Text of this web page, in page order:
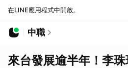
在LINE應用程式中開啟。
中職
來台發展逾半年！李